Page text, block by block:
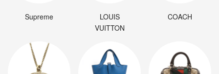
Supreme
LOUIS
VUITTON
COACH